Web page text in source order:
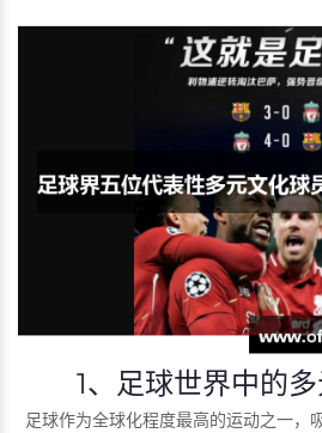
1、足球世界中的
足球作为全球化程度最高的运动之一，